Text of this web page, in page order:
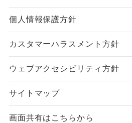
個人情報保護方針
カスタマーハラスメント方針
ウェブアクセシビリティ方針
サイトマップ
画面共有はこちらから